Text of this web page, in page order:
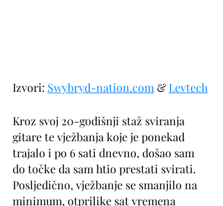
Izvori: Swybryd-nation.com & Levtech
Kroz svoj 20-godišnji staž sviranja
gitare te vježbanja koje je ponekad
trajalo i po 6 sati dnevno, došao sam
do točke da sam htio prestati svirati.
Posljedično, vježbanje se smanjilo na
minimum, otprilike sat vremena